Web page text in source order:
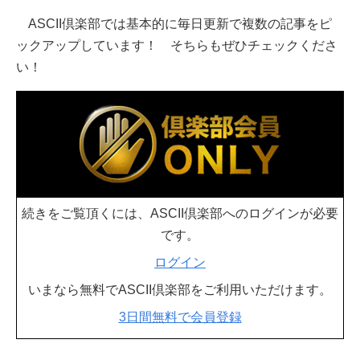
ASCII倶楽部では基本的に毎日更新で複数の記事をピ
ックアップしています！ そちらもぜひチェックくださ
い！
続きをご覧頂くには、ASCII倶楽部へのログインが必要
です。
ログイン
いまなら無料でASCII倶楽部をご利用いただけます。
3日間無料で会員登録